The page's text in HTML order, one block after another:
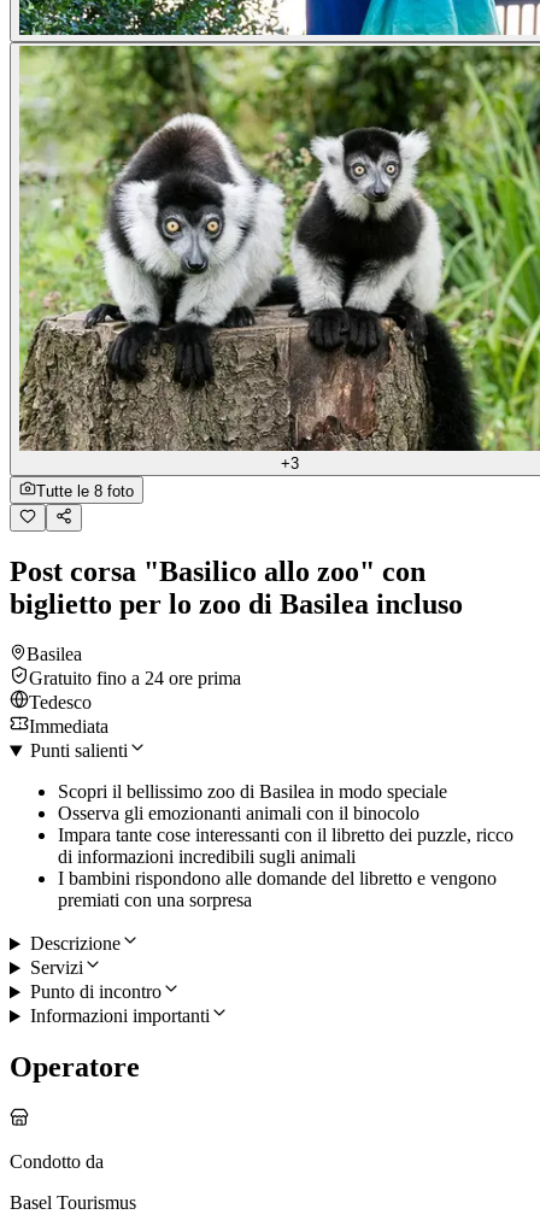
+3
Tutte le 8 foto
Post corsa "Basilico allo zoo" con
biglietto per lo zoo di Basilea incluso
Basilea
Gratuito fino a 24 ore prima
Tedesco
Immediata
Punti salienti
Scopri il bellissimo zoo di Basilea in modo speciale
Osserva gli emozionanti animali con il binocolo
Impara tante cose interessanti con il libretto dei puzzle, ricco
di informazioni incredibili sugli animali
I bambini rispondono alle domande del libretto e vengono
premiati con una sorpresa
Descrizione
Servizi
Punto di incontro
Informazioni importanti
Operatore
Condotto da
Basel Tourismus